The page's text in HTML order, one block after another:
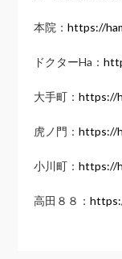
本院：https://
ドクターHa：
大手町：https://
虎ノ門：https://
小川町：https://
高田８８：